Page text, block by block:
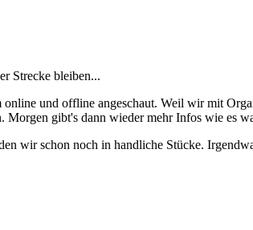
Strecke bleiben...
und offline angeschaut. Weil wir mit
gibt's dann wieder mehr Infos wie es
wir schon noch in handliche Stücke.